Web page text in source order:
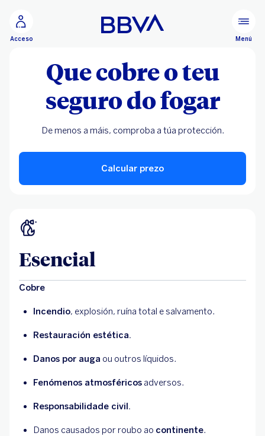
Acceso Menú
Que cobre o teu
seguro do fogar
De menos a máis, comproba a túa protección.
Calcular prezo
Esencial
Cobre
Incendio, explosión, ruína total e salvamento.
Restauración estética.
Danos por auga ou outros líquidos.
Fenómenos atmosféricos adversos.
Responsabilidade civil.
Danos causados por roubo ao continente.